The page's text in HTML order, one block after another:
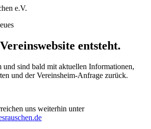
entsteht.
und sind bald mit aktuellen Informationen,
und der Vereinsheim-Anfrage zurück.
uns weiterhin unter